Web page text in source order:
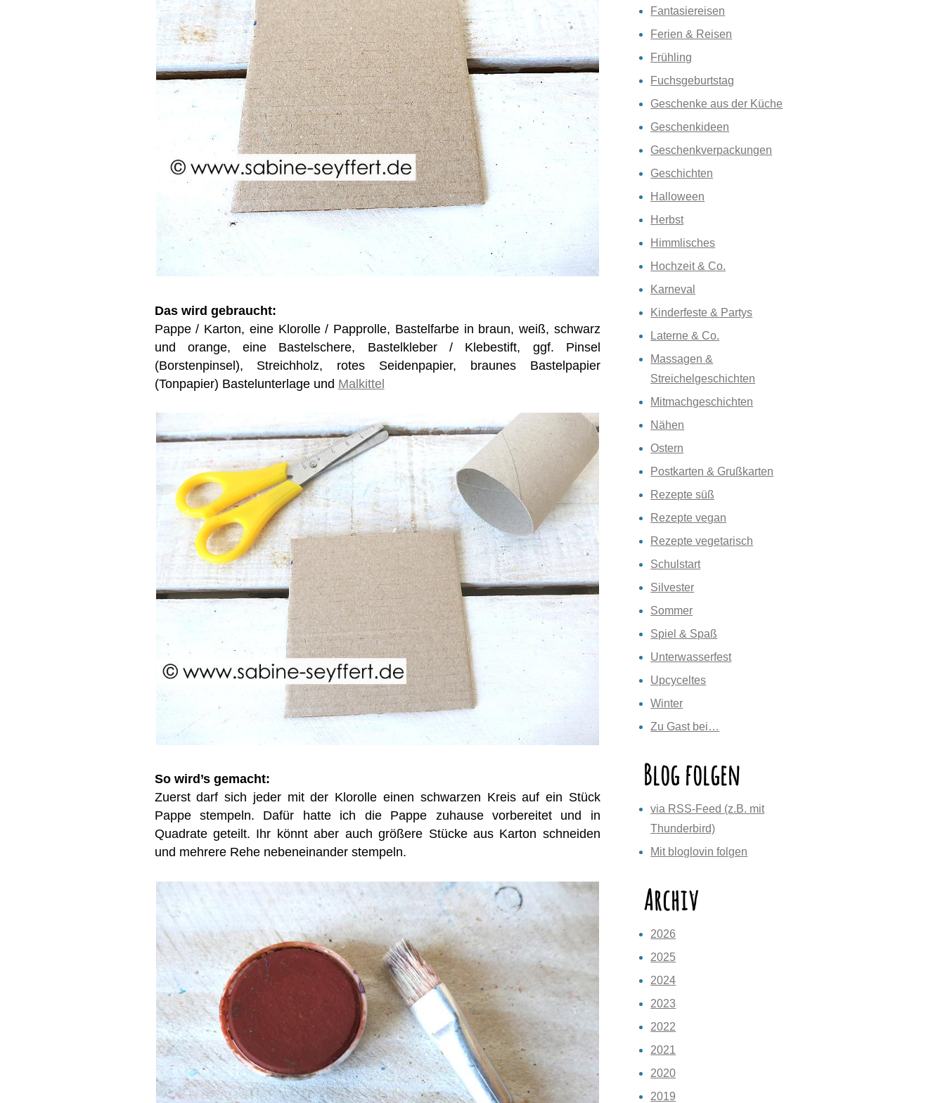
Das wird gebraucht:
Pappe / Karton, eine Klorolle / Papprolle, Bastelfarbe in braun, weiß, schwarz
und orange, eine Bastelschere, Bastelkleber / Klebestift, ggf. Pinsel
(Borstenpinsel), Streichholz, rotes Seidenpapier, braunes Bastelpapier
(Tonpapier) Bastelunterlage und Malkittel
So wird’s gemacht:
Zuerst darf sich jeder mit der Klorolle einen schwarzen Kreis auf ein Stück
Pappe stempeln. Dafür hatte ich die Pappe zuhause vorbereitet und in
Quadrate geteilt. Ihr könnt aber auch größere Stücke aus Karton schneiden
und mehrere Rehe nebeneinander stempeln.
Fantasiereisen
Ferien & Reisen
Frühling
Fuchsgeburtstag
Geschenke aus der Küche
Geschenkideen
Geschenkverpackungen
Geschichten
Halloween
Herbst
Himmlisches
Hochzeit & Co.
Karneval
Kinderfeste & Partys
Laterne & Co.
Massagen &
Streichelgeschichten
Mitmachgeschichten
Nähen
Ostern
Postkarten & Grußkarten
Rezepte süß
Rezepte vegan
Rezepte vegetarisch
Schulstart
Silvester
Sommer
Spiel & Spaß
Unterwasserfest
Upcyceltes
Winter
Zu Gast bei…
Blog folgen
via RSS-Feed (z.B. mit
Thunderbird)
Mit bloglovin folgen
Archiv
2026
2025
2024
2023
2022
2021
2020
2019